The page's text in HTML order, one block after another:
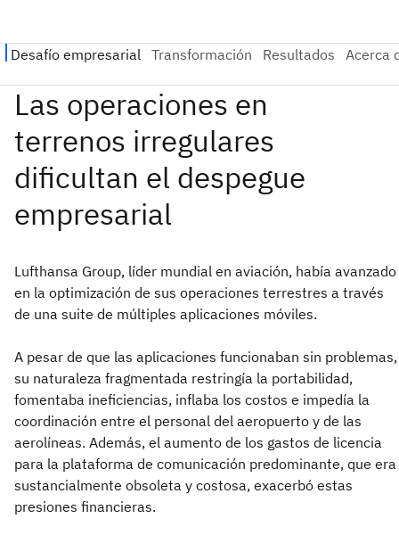
Lufthansa Group, líder mundial en aviación, había avanzado
en la optimización de sus operaciones terrestres a través
de una suite de múltiples aplicaciones móviles.
A pesar de que las aplicaciones funcionaban sin problemas,
su naturaleza fragmentada restringía la portabilidad,
fomentaba ineficiencias, inflaba los costos e impedía la
coordinación entre el personal del aeropuerto y de las
aerolíneas. Además, el aumento de los gastos de licencia
para la plataforma de comunicación predominante, que era
sustancialmente obsoleta y costosa, exacerbó estas
presiones financieras.